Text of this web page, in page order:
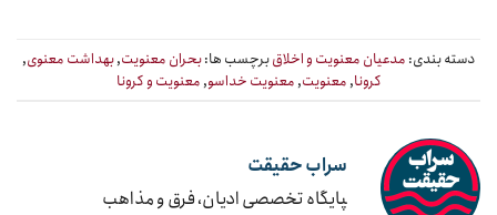
دسته بندی: مدعیان معنویت و اخلاقبرچسب ها:بحران معنویت,بهداشت معنوی,
کرونا, معنویت, معنویت خداسو, معنویت و کرونا
سراب حقیقت
‍پایگاه تخصصی ادیان، فرق و مذاهب